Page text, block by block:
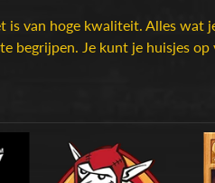
is van hoge kwaliteit. Alles wat
begrijpen. Je kunt je huisjes